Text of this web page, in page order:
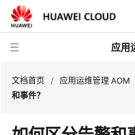
应用
最
文档首页 / 应用运维管理 AOM
和事件？